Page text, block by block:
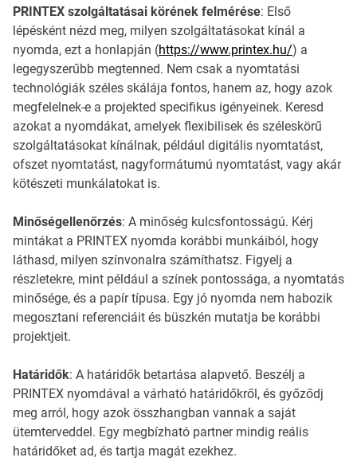
PRINTEX szolgáltatásai körének felmérése: Első
lépésként nézd meg, milyen szolgáltatásokat kínál a
nyomda, ezt a honlapján (https://www.printex.hu/) a
legegyszerűbb megtenned. Nem csak a nyomtatási
technológiák széles skálája fontos, hanem az, hogy azok
megfelelnek-e a projekted specifikus igényeinek. Keresd
azokat a nyomdákat, amelyek flexibilisek és széleskörű
szolgáltatásokat kínálnak, például digitális nyomtatást,
ofszet nyomtatást, nagyformátumú nyomtatást, vagy akár
kötészeti munkálatokat is.
Minőségellenőrzés: A minőség kulcsfontosságú. Kérj
mintákat a PRINTEX nyomda korábbi munkáiból, hogy
láthasd, milyen színvonalra számíthatsz. Figyelj a
részletekre, mint például a színek pontossága, a nyomtatás
minősége, és a papír típusa. Egy jó nyomda nem habozik
megosztani referenciáit és büszkén mutatja be korábbi
projektjeit.
Határidők: A határidők betartása alapvető. Beszélj a
PRINTEX nyomdával a várható határidőkről, és győződj
meg arról, hogy azok összhangban vannak a saját
ütemterveddel. Egy megbízható partner mindig reális
határidőket ad, és tartja magát ezekhez.